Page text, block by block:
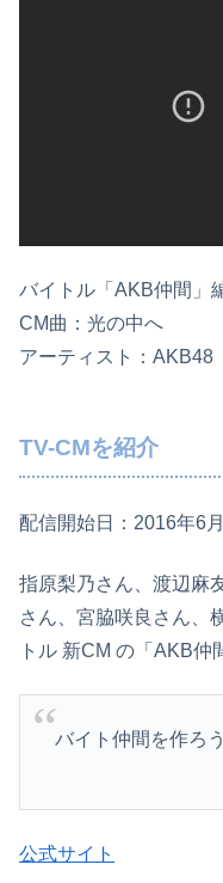
バイトル「AKB仲間」
CM曲：光の中へ
アーティスト：AKB48
TV-CMを紹介
配信開始日：2016年6
指原梨乃さん、渡辺麻
さん、宮脇咲良さん、
トル 新CM の「AKB仲
バイト仲間を作ろ
公式サイト